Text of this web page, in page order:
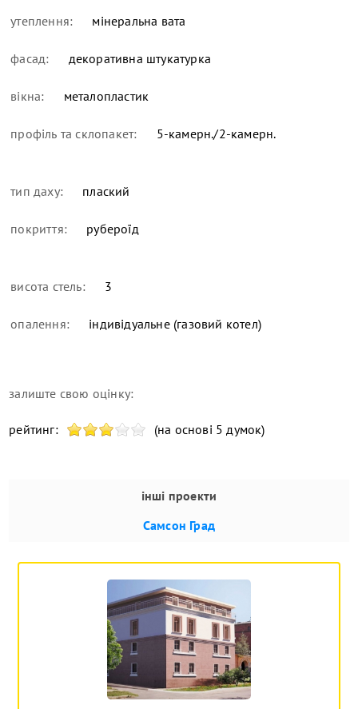
утеплення: мінеральна вата
фасад: декоративна штукатурка
вікна: металопластик
профіль та склопакет: 5-камерн./2-камерн.
тип даху: плаский
покриття: рубероїд
висота стель: 3
опалення: індивідуальне (газовий котел)
залиште свою оцінку:
рейтинг: (на основі 5 думок)
інші проекти
Самсон Град